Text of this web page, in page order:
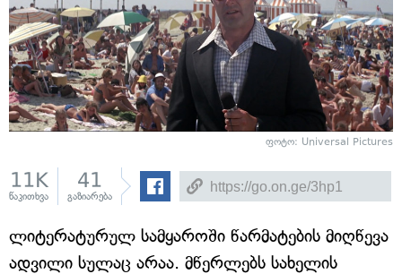
ფოტო: Universal Pictures
11K
წაკითხვა
41
გაზიარება
ლიტერატურულ სამყაროში წარმატების მიღწევა
ადვილი სულაც არაა. მწერლებს სახელის